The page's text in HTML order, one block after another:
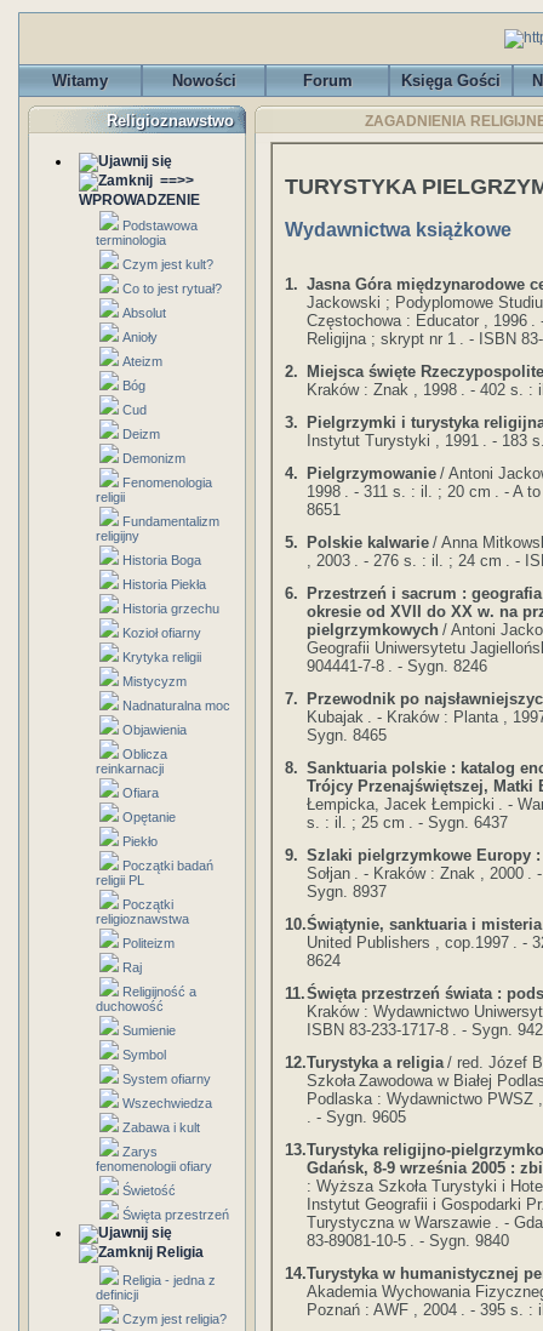
Witamy Nowości Forum Księga Gości
Religioznawstwo
==>>
WPROWADZENIE
Podstawowa
terminologia
Czym jest kult?
Co to jest rytuał?
Absolut
Anioły
Ateizm
Bóg
Cud
Deizm
Demonizm
Fenomenologia
religii
Fundamentalizm
religijny
Historia Boga
Historia Piekła
Historia grzechu
Kozioł ofiarny
Krytyka religii
Mistycyzm
Nadnaturalna moc
Objawienia
Oblicza
reinkarnacji
Ofiara
Opętanie
Piekło
Początki badań
religii PL
Początki
religioznawstwa
Politeizm
Raj
Religijność a
duchowość
Sumienie
Symbol
System ofiarny
Wszechwiedza
Zabawa i kult
Zarys
fenomenologii ofiary
Świetość
Święta przestrzeń
Religia
Religia - jedna z
definicji
Czym jest religia?
ZAGADNIENIA
TURYSTYKA
Wydawnictwa książkowe
1. Jasna Góra międzynarodowe
Jackowski ; Podyplomowe
Częstochowa : Educator , 1996
Religijna ; skrypt nr 1
. - ISBN
2.
Miejsca święte
Kraków : Znak , 1998
. - 402 s. :
3.
Pielgrzymki i turystyka
Instytut Turystyki , 1991
. - 183
4.
Pielgrzymowanie / Antoni
1998
. - 311 s. : il. ; 20 cm
. - A
8651
5.
Polskie kalwarie / Anna
, 2003
. - 276 s. : il. ; 24 cm
. -
6.
Przestrzeń i sacrum :
okresie od XVII do XX w. na
pielgrzymkowych / Antoni
Geografii Uniwersytetu
904441-7-8
. - Sygn. 8246
7.
Przewodnik po
Kubajak
. - Kraków : Planta ,
Sygn. 8465
8. Sanktuaria polskie : katalog
Trójcy Przenajświętszej, Matki
Łempicka, Jacek Łempicki
. -
s. : il. ; 25 cm
. - Sygn. 6437
9. Szlaki pielgrzymkowe Europy
Sołjan
. - Kraków : Znak , 2000
Sygn. 8937
10.Świątynie, sanktuaria i
United Publishers , cop.1997
. -
8624
11.Święta przestrzeń świata :
Kraków : Wydawnictwo
ISBN 83-233-1717-8
. - Sygn.
12.Turystyka a religia / red. Józef
Szkoła Zawodowa w Białej
Podlaska : Wydawnictwo PWSZ
. - Sygn. 9605
13.Turystyka religijno-
Gdańsk, 8-9 września 2005 :
: Wyższa Szkoła Turystyki i
Instytut Geografii i Gospodarki
Turystyczna w Warszawie
. -
83-89081-10-5
. - Sygn. 9840
14.Turystyka w humanistycznej
Akademia Wychowania
Poznań : AWF , 2004
. - 395 s. :